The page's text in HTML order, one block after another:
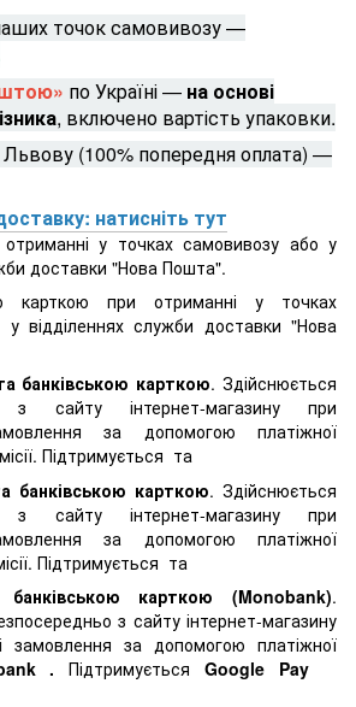
точок самовивозу —
по Україні — на основі
, включено вартість упаковки.
(100% попередня оплата) —
натисніть тут
у точках самовивозу або у
доставки "Нова Пошта".
карткою при отриманні у точках
відділеннях служби доставки "Нова
банківською карткою. Здійснюється
з сайту інтернет-магазину при
за допомогою платіжної
Підтримується та
банківською карткою. Здійснюється
з сайту інтернет-магазину при
за допомогою платіжної
Підтримується та
банківською карткою (Monobank).
з сайту інтернет-магазину
замовлення за допомогою платіжної
.Підтримується Google Pay